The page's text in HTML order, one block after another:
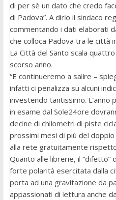
di per sè un dato che credo
di Padova”. A dirlo il sindaco
commentando i dati elaborati
che colloca Padova tra le città
La Città del Santo scala
scorso anno.
“E continueremo a salire –
infatti ci penalizza su alcuni
investendo tantissimo. L’anno
in esame dal Sole24ore
decine di chilometri di piste
prossimi mesi di più del
alla rete gratuitamente
Quanto alle librerie, il “difetto”
forte polarità esercitata dalla
porta ad una gravitazione da
appassionati di lettura anche